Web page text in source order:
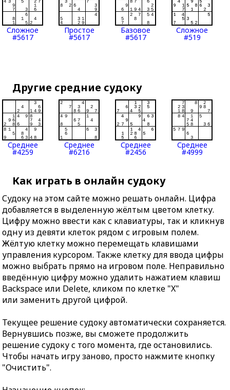
Сложное
#5617
Простое
#5617
Базовое
#5617
Сложное
#519
Другие средние судоку
Среднее
#4259
Среднее
#6216
Среднее
#2456
Среднее
#4999
Как играть в онлайн судоку
Судоку на этом сайте можно решать онлайн. Цифра
добавляется в выделенную жёлтым цветом клетку.
Цифру можно ввести как с клавиатуры, так и кликнув
одну из девяти клеток рядом с игровым полем.
Жёлтую клетку можно перемещать клавишами
управления курсором. Также клетку для ввода цифры
можно выбрать прямо на игровом поле. Неправильно
введённую цифру можно удалить нажатием клавиш
Backspace или Delete, кликом по клетке "X"
или заменить другой цифрой.
Текущее решение судоку автоматически сохраняется.
Вернувшись позже, вы сможете продолжить
решение судоку с того момента, где остановились.
Чтобы начать игру заново, просто нажмите кнопку
"Очистить".